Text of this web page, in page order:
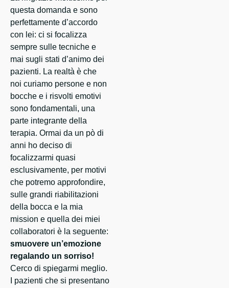
questa domanda e sono
perfettamente d’accordo
con lei: ci si focalizza
sempre sulle tecniche e
mai sugli stati d’animo dei
pazienti. La realtà è che
noi curiamo persone e non
bocche e i risvolti emotivi
sono fondamentali, una
parte integrante della
terapia. Ormai da un pò di
anni ho deciso di
focalizzarmi quasi
esclusivamente, per motivi
che potremo approfondire,
sulle grandi riabilitazioni
della bocca e la mia
mission e quella dei miei
collaboratori è la seguente:
smuovere un’emozione
regalando un sorriso!
Cerco di spiegarmi meglio.
I pazienti che si presentano